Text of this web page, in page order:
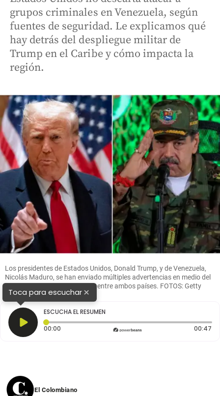
grupos criminales en Venezuela, según
fuentes de seguridad. Le explicamos qué
hay detrás del despliegue militar de
Trump en el Caribe y cómo impacta la
región.
Los presidentes de Estados Unidos, Donald Trump, y de Venezuela,
Nicolás Maduro, se han enviado múltiples advertencias en medio del
escalamiento de las tensiones entre ambos países. FOTOS: Getty
Toca para escuchar×
ESCUCHA EL RESUMEN
00:00 Tiempo transcurrido: 0 segundos 00:47
El Colombiano